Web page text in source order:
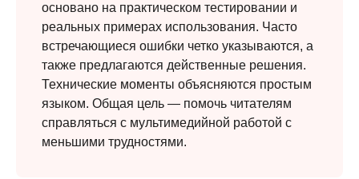
основано на практическом тестировании и
реальных примерах использования. Часто
встречающиеся ошибки четко указываются, а
также предлагаются действенные решения.
Технические моменты объясняются простым
языком. Общая цель — помочь читателям
справляться с мультимедийной работой с
меньшими трудностями.